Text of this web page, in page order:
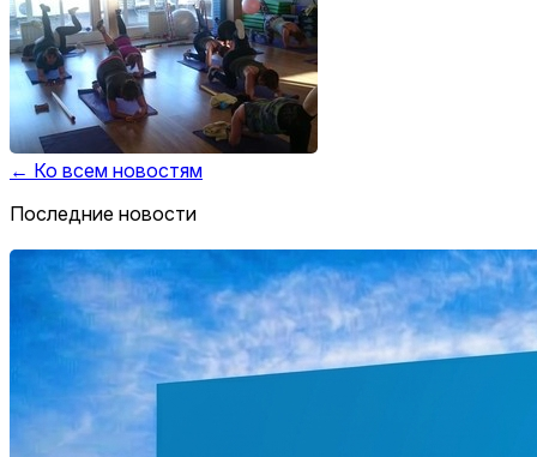
← Ко всем новостям
Последние новости